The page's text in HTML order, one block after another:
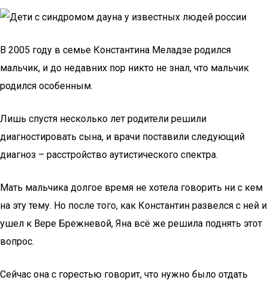
В 2005 году в семье Константина Меладзе родился
мальчик, и до недавних пор никто не знал, что мальчик
родился особенным.
Лишь спустя несколько лет родители решили
диагностировать сына, и врачи поставили следующий
диагноз – расстройство аутистического спектра.
Мать мальчика долгое время не хотела говорить ни с кем
на эту тему. Но после того, как Константин развелся с ней и
ушел к Вере Брежневой, Яна всё же решила поднять этот
вопрос.
Сейчас она с горестью говорит, что нужно было отдать